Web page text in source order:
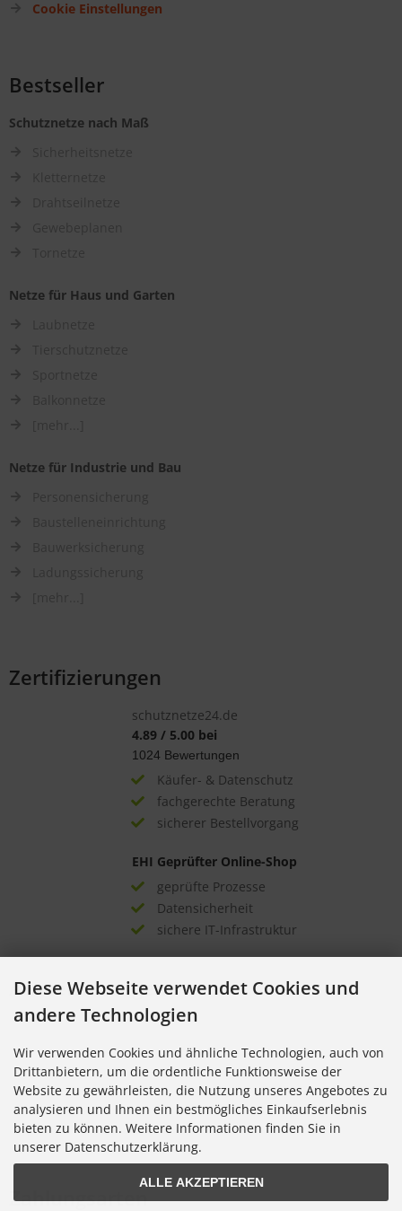
Cookie Einstellungen
Bestseller
Schutznetze nach Maß
Netze für Haus und Garten
Netze für Industrie und Bau
Zertifizierungen
schutznetze24.de
4.89/ 5.00bei
1024 Bewertungen
Käufer- & Datenschutz
fachgerechte Beratung
sicherer Bestellvorgang
EHI Geprüfter Online-Shop
geprüfte Prozesse
Datensicherheit
sichere IT-Infrastruktur
Auszeichnungen
Zahlungsarten
Diese Webseite verwendet Cookies und
andere Technologien
Wir verwenden Cookies und ähnliche Technologien, auch von
Drittanbietern, um die ordentliche Funktionsweise der
Website zu gewährleisten, die Nutzung unseres Angebotes zu
analysieren und Ihnen ein bestmögliches Einkaufserlebnis
bieten zu können. Weitere Informationen finden Sie in
unserer Datenschutzerklärung.
ALLE AKZEPTIEREN